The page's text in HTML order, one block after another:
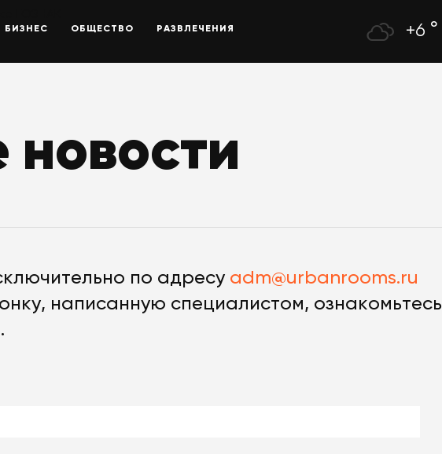
3 +6 °
БИЗНЕС ОБЩЕСТВО РАЗВЛЕЧЕНИЯ
по адресу adm@urbanrooms.ru
написанную специалистом, ознакомьтесь